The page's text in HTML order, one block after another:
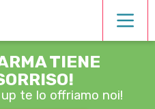
TIENE
te lo offriamo noi!